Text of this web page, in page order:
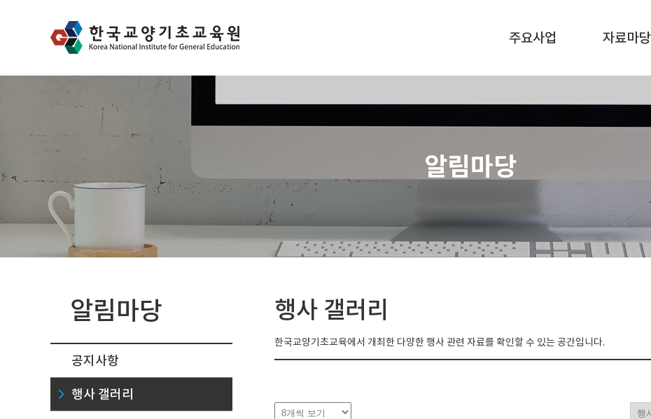
주요사업 자료마당
알림마당
알림마당
공지사항
행사 갤러리
행사 갤러리
한국교양기초교육에서 개최한 다양한 행사 관련 자료를 확인할 수 있는 공간입니다.